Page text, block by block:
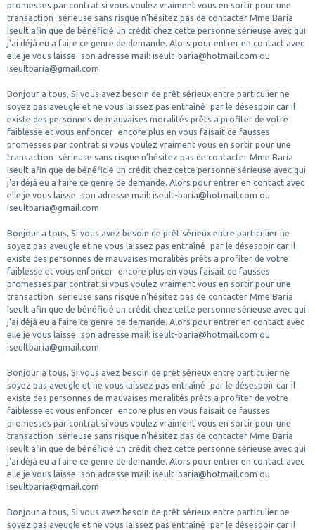
promesses par contrat si vous voulez vraiment vous en sortir pour une
transaction sérieuse sans risque n’hésitez pas de contacter Mme Baria
Iseult afin que de bénéficié un crédit chez cette personne sérieuse avec qui
j'ai déjà eu a faire ce genre de demande. Alors pour entrer en contact avec
elle je vous laisse son adresse mail: iseult-baria@hotmail.com ou
iseultbaria@gmail.com
Bonjour a tous, Si vous avez besoin de prêt sérieux entre particulier ne
soyez pas aveugle et ne vous laissez pas entraîné par le désespoir car il
existe des personnes de mauvaises moralités prêts a profiter de votre
faiblesse et vous enfoncer encore plus en vous faisait de fausses
promesses par contrat si vous voulez vraiment vous en sortir pour une
transaction sérieuse sans risque n’hésitez pas de contacter Mme Baria
Iseult afin que de bénéficié un crédit chez cette personne sérieuse avec qui
j'ai déjà eu a faire ce genre de demande. Alors pour entrer en contact avec
elle je vous laisse son adresse mail: iseult-baria@hotmail.com ou
iseultbaria@gmail.com
Bonjour a tous, Si vous avez besoin de prêt sérieux entre particulier ne
soyez pas aveugle et ne vous laissez pas entraîné par le désespoir car il
existe des personnes de mauvaises moralités prêts a profiter de votre
faiblesse et vous enfoncer encore plus en vous faisait de fausses
promesses par contrat si vous voulez vraiment vous en sortir pour une
transaction sérieuse sans risque n’hésitez pas de contacter Mme Baria
Iseult afin que de bénéficié un crédit chez cette personne sérieuse avec qui
j'ai déjà eu a faire ce genre de demande. Alors pour entrer en contact avec
elle je vous laisse son adresse mail: iseult-baria@hotmail.com ou
iseultbaria@gmail.com
Bonjour a tous, Si vous avez besoin de prêt sérieux entre particulier ne
soyez pas aveugle et ne vous laissez pas entraîné par le désespoir car il
existe des personnes de mauvaises moralités prêts a profiter de votre
faiblesse et vous enfoncer encore plus en vous faisait de fausses
promesses par contrat si vous voulez vraiment vous en sortir pour une
transaction sérieuse sans risque n’hésitez pas de contacter Mme Baria
Iseult afin que de bénéficié un crédit chez cette personne sérieuse avec qui
j'ai déjà eu a faire ce genre de demande. Alors pour entrer en contact avec
elle je vous laisse son adresse mail: iseult-baria@hotmail.com ou
iseultbaria@gmail.com
Bonjour a tous, Si vous avez besoin de prêt sérieux entre particulier ne
soyez pas aveugle et ne vous laissez pas entraîné par le désespoir car il